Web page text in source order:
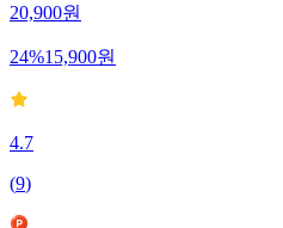
20,900원
24%15,900원
4.7
(9)